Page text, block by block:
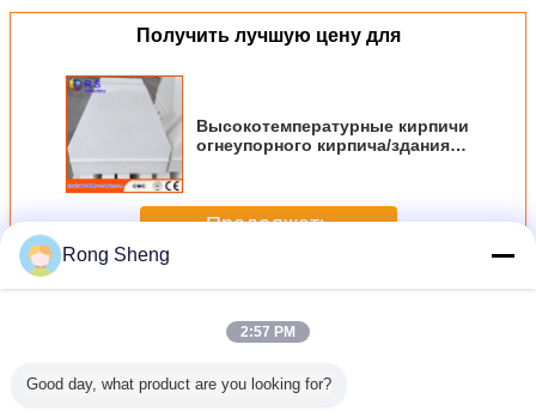
Получить лучшую цену для
Высокотемпературные кирпичи
огнеупорного кирпича/здания
Продолжать
БольшеКирпичи печи
Rong Sheng
2:57 PM
Good day, what product are you looking for?